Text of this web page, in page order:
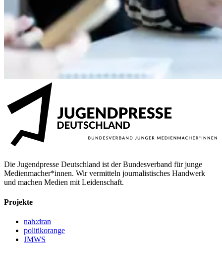
Die Jugendpresse Deutschland ist der Bundesverband für junge
Medienmacher*innen. Wir vermitteln journalistisches Handwerk
und machen Medien mit Leidenschaft.
Projekte
nah:dran
politikorange
JMWS